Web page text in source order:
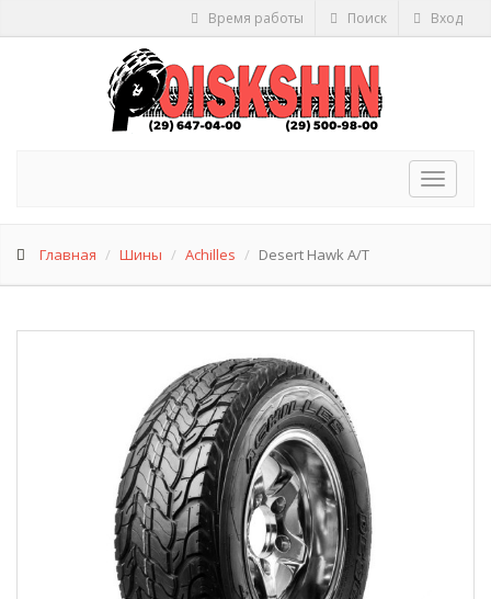
Время работы Поиск Вход
Toggle
Главная Шины Achilles Desert Hawk A/T